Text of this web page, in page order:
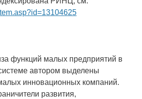
функций малых предприятий в
автором выделены
инновационных компаний.
развития,